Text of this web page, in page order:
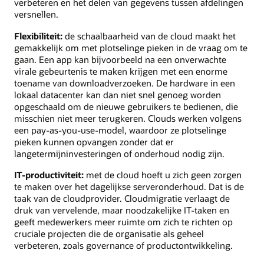
verbeteren en het delen van gegevens tussen afdelingen
versnellen.
Flexibiliteit: de schaalbaarheid van de cloud maakt het
gemakkelijk om met plotselinge pieken in de vraag om te
gaan. Een app kan bijvoorbeeld na een onverwachte
virale gebeurtenis te maken krijgen met een enorme
toename van downloadverzoeken. De hardware in een
lokaal datacenter kan dan niet snel genoeg worden
opgeschaald om de nieuwe gebruikers te bedienen, die
misschien niet meer terugkeren. Clouds werken volgens
een pay-as-you-use-model, waardoor ze plotselinge
pieken kunnen opvangen zonder dat er
langetermijninvesteringen of onderhoud nodig zijn.
IT-productiviteit: met de cloud hoeft u zich geen zorgen
te maken over het dagelijkse serveronderhoud. Dat is de
taak van de cloudprovider. Cloudmigratie verlaagt de
druk van vervelende, maar noodzakelijke IT-taken en
geeft medewerkers meer ruimte om zich te richten op
cruciale projecten die de organisatie als geheel
verbeteren, zoals governance of productontwikkeling.